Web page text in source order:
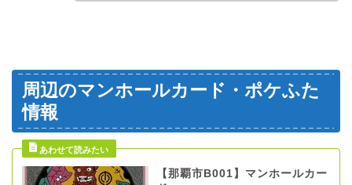
周辺のマンホールカード・ポケふた
情報
【那覇市B001】マンホールカー